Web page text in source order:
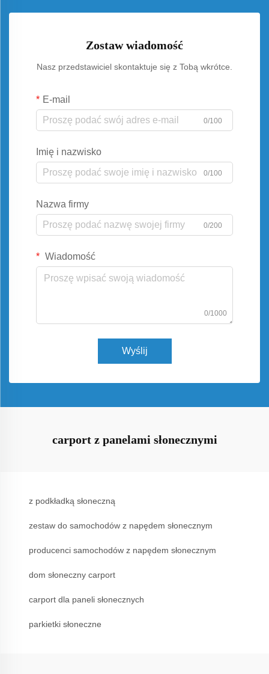
Zostaw wiadomość
Nasz przedstawiciel skontaktuje się z Tobą wkrótce.
E-mail
0/100
Imię i nazwisko
0/100
Nazwa firmy
0/200
Wiadomość
0/1000
Wyślij
carport z panelami słonecznymi
z podkładką słoneczną
zestaw do samochodów z napędem słonecznym
producenci samochodów z napędem słonecznym
dom słoneczny carport
carport dla paneli słonecznych
parkietki słoneczne